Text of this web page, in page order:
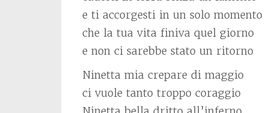
e ti accorgesti in un solo momento
che la tua vita finiva quel giorno
e non ci sarebbe stato un ritorno
Ninetta mia crepare di maggio
ci vuole tanto troppo coraggio